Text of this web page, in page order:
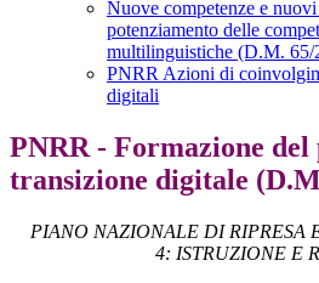
Nuove competenze e
potenziamento delle
multilinguistiche (D.M. 65/
PNRR Azioni di
digitali
PNRR - Formazione del
transizione digitale
PIANO NAZIONALE DI RIPRESA
4: ISTRUZIONE E